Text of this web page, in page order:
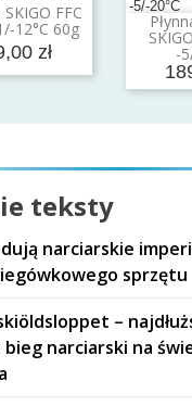
FFC
12°C 60g
zł
do koszyka
-
teksty
narciarskie
sprzętu
–
bieg narciarski na